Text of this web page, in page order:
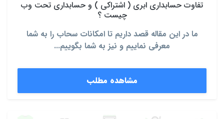
تفاوت حسابداری ابری ( اشتراکی ) و حسابداری تحت وب
چیست ؟
ما در این مقاله قصد داریم تا امکانات سحاب را به شما
معرفی نماییم و نیز به شما بگوییم...
مشاهده مطلب